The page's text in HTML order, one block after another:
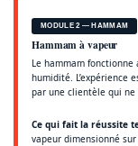
MODULE 2 — HAMMAM
Hammam à vapeur
Le hammam
humidité. L’expérience
par une clientèle qui ne
Ce qui fait la réussite
vapeur dimensionné